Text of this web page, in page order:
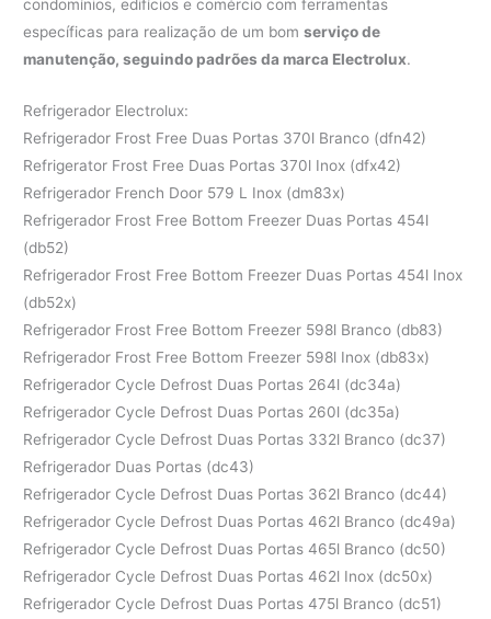
condomínios, edifícios e comércio com ferramentas
específicas para realização de um bomserviço de
manutenção, seguindo padrões da marca Electrolux.
Refrigerador Electrolux:
Refrigerador Frost Free Duas Portas 370l Branco (dfn42)
Refrigerator Frost Free Duas Portas 370l Inox (dfx42)
Refrigerador French Door 579 L Inox (dm83x)
Refrigerador Frost Free Bottom Freezer Duas Portas 454l
(db52)
Refrigerador Frost Free Bottom Freezer Duas Portas 454l Inox
(db52x)
Refrigerador Frost Free Bottom Freezer 598l Branco (db83)
Refrigerador Frost Free Bottom Freezer 598l Inox (db83x)
Refrigerador Cycle Defrost Duas Portas 264l (dc34a)
Refrigerador Cycle Defrost Duas Portas 260l (dc35a)
Refrigerador Cycle Defrost Duas Portas 332l Branco (dc37)
Refrigerador Duas Portas (dc43)
Refrigerador Cycle Defrost Duas Portas 362l Branco (dc44)
Refrigerador Cycle Defrost Duas Portas 462l Branco (dc49a)
Refrigerador Cycle Defrost Duas Portas 465l Branco (dc50)
Refrigerador Cycle Defrost Duas Portas 462l Inox (dc50x)
Refrigerador Cycle Defrost Duas Portas 475l Branco (dc51)